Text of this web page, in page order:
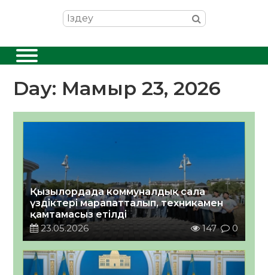
Day: Мамыр 23, 2026
Қызылордада коммуналдық сала
үздіктері марапатталып, техникамен
қамтамасыз етілді
23.05.2026
147 0